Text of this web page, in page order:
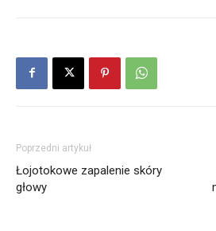
Poprzedni artykuł
Łojotokowe zapalenie skóry
głowy